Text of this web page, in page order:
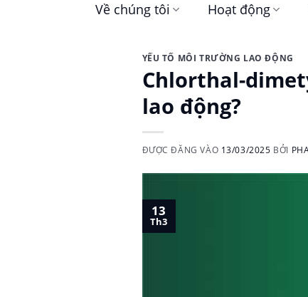
Về chúng tôi Hoạt động
YẾU TỐ MÔI TRƯỜNG LAO ĐỘNG
Chlorthal-
lao động?
ĐƯỢC ĐĂNG VÀO 13/03/2025 BỞI
13
Th3